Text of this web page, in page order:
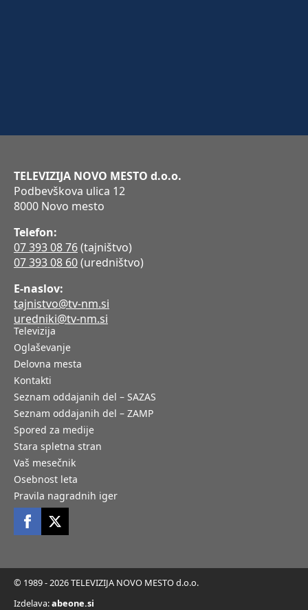
TELEVIZIJA NOVO MESTO d.o.o.
Podbevškova ulica 12
8000 Novo mesto
Telefon:
07 393 08 76(tajništvo)
07 393 08 60(uredništvo)
E-naslov:
tajnistvo@tv-nm.si
uredniki@tv-nm.si
Televizija
Oglaševanje
Delovna mesta
Kontakti
Seznam oddajanih del – SAZAS
Seznam oddajanih del – ZAMP
Spored za medije
Stara spletna stran
Vaš mesečnik
Osebnost leta
Pravila nagradnih iger
© 1989 - 2026 TELEVIZIJA NOVO MESTO d.o.o.
Izdelava:abeone.si